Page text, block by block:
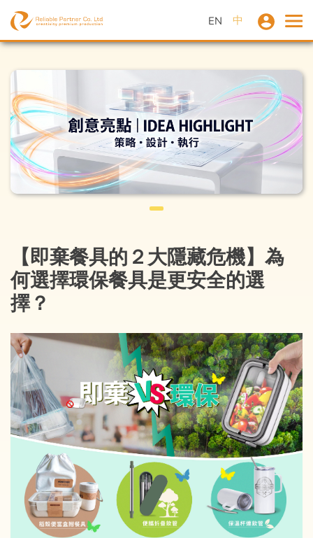
EN 中
【即棄餐具的２大隱藏危機】為
何選擇環保餐具是更安全的選
擇？